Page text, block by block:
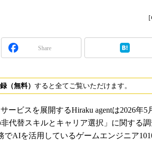
[
Share
（無料） すると全てご覧いただけます。
ビスを展開するHiraku agentは2026年5
代替スキルとキャリア選択」に関する調
AIを活用しているゲームエンジニア